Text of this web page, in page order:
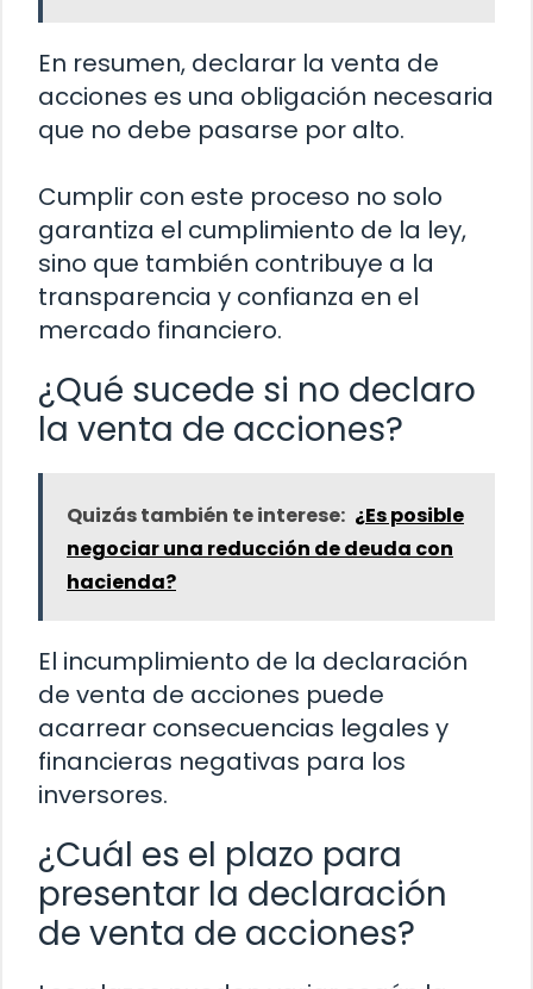
En resumen, declarar la venta de
acciones es una obligación necesaria
que no debe pasarse por alto.
Cumplir con este proceso no solo
garantiza el cumplimiento de la ley,
sino que también contribuye a la
transparencia y confianza en el
mercado financiero.
¿Qué sucede si no declaro
la venta de acciones?
Quizás también te interese: ¿Es posible
negociar una reducción de deuda con
hacienda?
El incumplimiento de la declaración
de venta de acciones puede
acarrear consecuencias legales y
financieras negativas para los
inversores.
¿Cuál es el plazo para
presentar la declaración
de venta de acciones?